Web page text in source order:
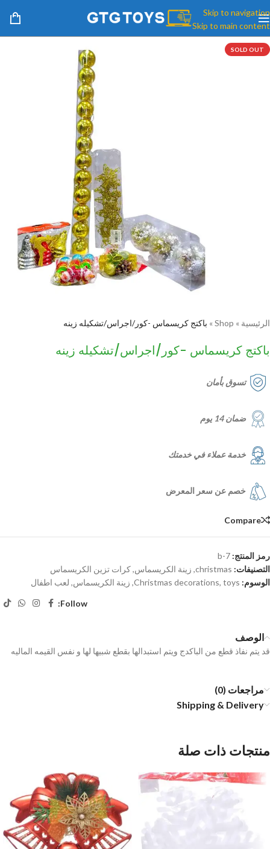
Skip to navigation
Skip to main content
SOLD OUT
الرئيسية »
Shop
» باكتج كريسماس -كور/اجراس/تشكيله زينه
باكتج كريسماس -كور/اجراس/تشكيله زينه
تسوق بأمان
ضمان 14 يوم
خدمة عملاء في خدمتك
خصم عن سعر المعرض
Compare
رمز المنتج: b-7
التصنيفات: christmas
, زينة الكريسماس,كرات تزين الكريسماس
الوسوم:
Christmas decorations, toys
, زينة الكريسماس, لعب اطفال
Follow:
الوصف
قد يتم نفاذ قطع من الباكدج ويتم استبدالها بقطع شبيها لها و نفس القيمه الماليه
مراجعات (0)
Shipping & Delivery
منتجات ذات صلة